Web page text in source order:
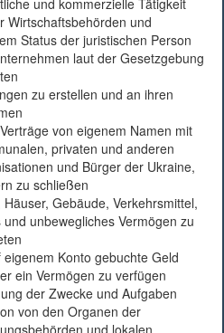
und kommerzielle Tätigkeit
Wirtschaftsbehörden und
Status der juristischen Person
laut der Gesetzgebung
zu erstellen und an ihren
von eigenem Namen mit
privaten und anderen
und Bürger der Ukraine,
zu schließen
Gebäude, Verkehrsmittel,
unbewegliches Vermögen zu
Konto gebuchte Geld
ein Vermögen zu verfügen
der Zwecke und Aufgaben
von den Organen der
und lokalen